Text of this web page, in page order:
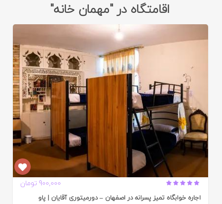
اقامتگاه در "مهمان خانه"
900,000 تومان
اجاره خوابگاه تمیز پسرانه در اصفهان – دورمیتوری آقایان | پاو